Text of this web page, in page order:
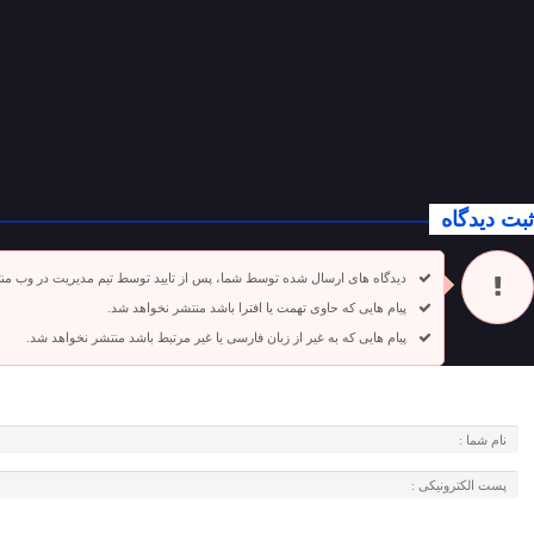
ثبت دیدگاه
دیدگاه های ارسال شده توسط شما، پس از تایید توسط تیم مدیریت در وب
پیام هایی که حاوی تهمت یا افترا باشد منتشر نخواهد شد.
پیام هایی که به غیر از زبان فارسی یا غیر مرتبط باشد منتشر نخواهد شد.